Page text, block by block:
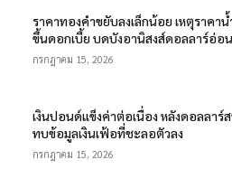
ราคาทองคำขยับลงเล็กน้อย เหตุราค
ขึ้นดอกเบี้ย บดบังอานิสงส์ดอลลาร์อ่อ
กรกฎาคม 15, 2026
เงินปอนด์แข็งค่าต่อเนื่อง หลังดอลลา
ทบข้อมูลเงินเฟ้อที่ชะลอตัวลง
กรกฎาคม 15, 2026